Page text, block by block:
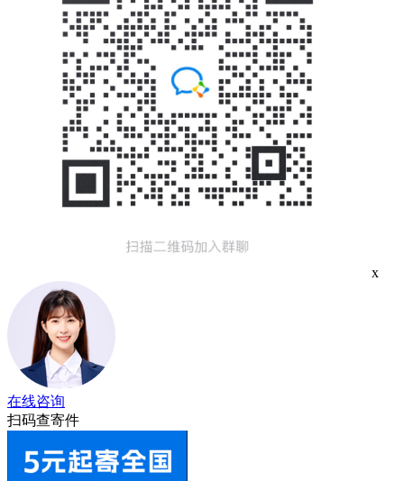
x
在线咨询
扫码查寄件